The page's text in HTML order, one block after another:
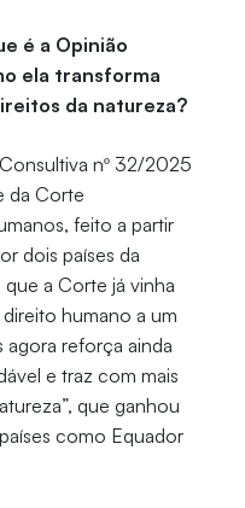
é a Opinião
ela transforma
da natureza?
nº 32/2025
da Corte
feito a partir
dois países da
a Corte já vinha
humano a um
agora reforça ainda
e traz com mais
que ganhou
como Equador